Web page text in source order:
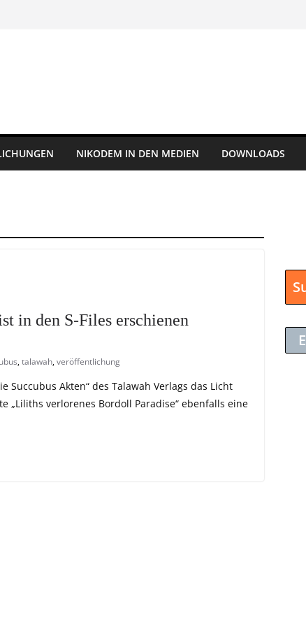
NIKODEM IN DEN MEDIEN DOWNLOADS
in den S-Files erschienen
,talawah,veröffentlichung
Succubus Akten“ des Talawah Verlags das Licht
„Liliths verlorenes Bordoll Paradise“ ebenfalls eine